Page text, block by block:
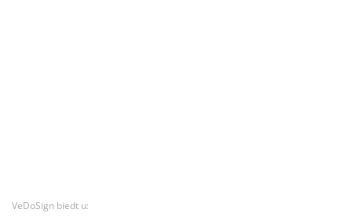
VeDoSign biedt u: